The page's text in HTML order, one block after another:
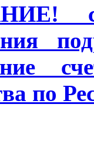
с
по